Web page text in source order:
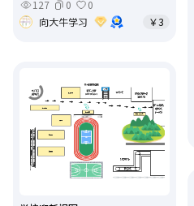
127
0
0
向大牛学习
￥3